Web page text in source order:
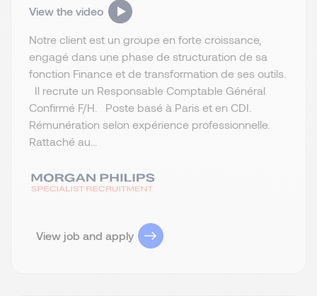
View the video
Notre client est un groupe en forte croissance,
engagé dans une phase de structuration de sa
fonction Finance et de transformation de ses outils.
Il recrute un Responsable Comptable Général
Confirmé F/H. Poste basé à Paris et en CDI.
Rémunération selon expérience professionnelle.
Rattaché au...
View job and apply